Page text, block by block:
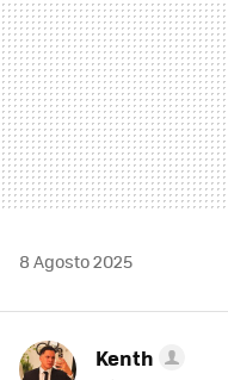
8 Agosto 2025
Kenth